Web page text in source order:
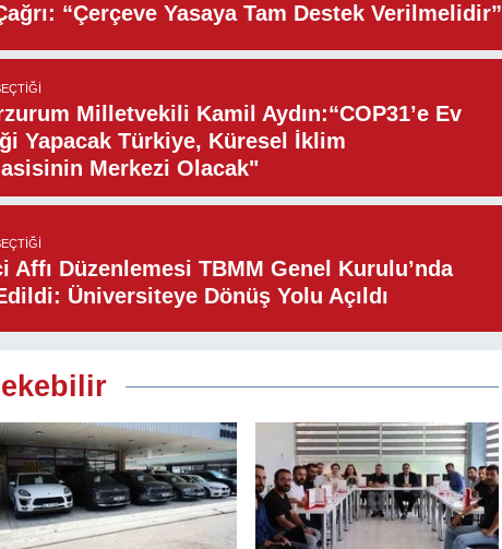
“Çerçeve Yasaya Tam Destek Verilmelidir”
Milletvekili Kamil Aydın:“COP31’e Ev
Yapacak Türkiye, Küresel İklim
Merkezi Olacak"
Affı Düzenlemesi TBMM Genel Kurulu’nda
Üniversiteye Dönüş Yolu Açıldı